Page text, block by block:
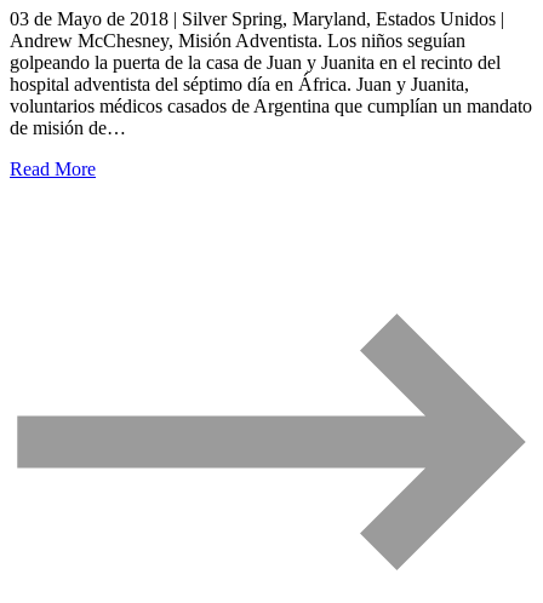
03 de Mayo de 2018 | Silver Spring, Maryland, Estados Unidos |
Andrew McChesney, Misión Adventista. Los niños seguían
golpeando la puerta de la casa de Juan y Juanita en el recinto del
hospital adventista del séptimo día en África. Juan y Juanita,
voluntarios médicos casados ​​de Argentina que cumplían un mandato
de misión de…
Read More